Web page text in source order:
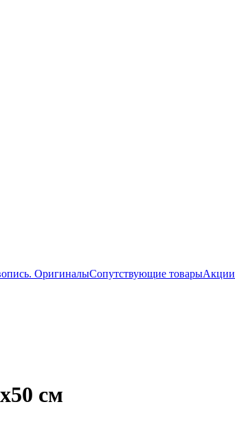
ОригиналыСопутствующие товарыАкции
см